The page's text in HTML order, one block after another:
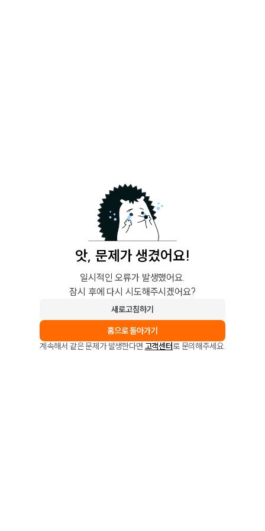
앗, 문제가 생겼어요!
일시적인 오류가 발생했어요.
잠시 후에 다시 시도해주시겠어요?
새로고침하기
홈으로 돌아가기
계속해서 같은 문제가 발생한다면 고객센터로 문의해주세요.